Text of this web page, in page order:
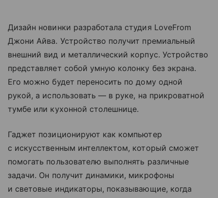
Дизайн новинки разработала студия LoveFrom
Джони Айва. Устройство получит премиальный
внешний вид и металлический корпус. Устройство
представляет собой умную колонку без экрана.
Его можно будет переносить по дому одной
рукой, а использовать — в руке, на прикроватной
тумбе или кухонной столешнице.
Гаджет позиционируют как компьютер
с искусственным интеллектом, который сможет
помогать пользователю выполнять различные
задачи. Он получит динамики, микрофоны
и световые индикаторы, показывающие, когда